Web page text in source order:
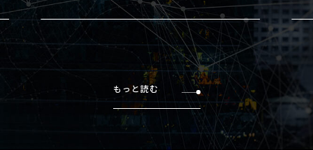
もっと読む